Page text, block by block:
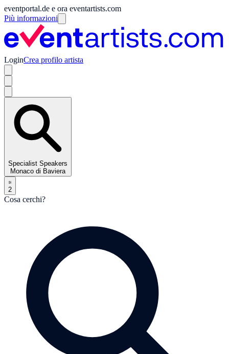
eventportal.de e ora eventartists.com
Più informazioni
LoginCrea profilo artista
Specialist Speakers
Monaco di Baviera
2
Cosa cerchi?